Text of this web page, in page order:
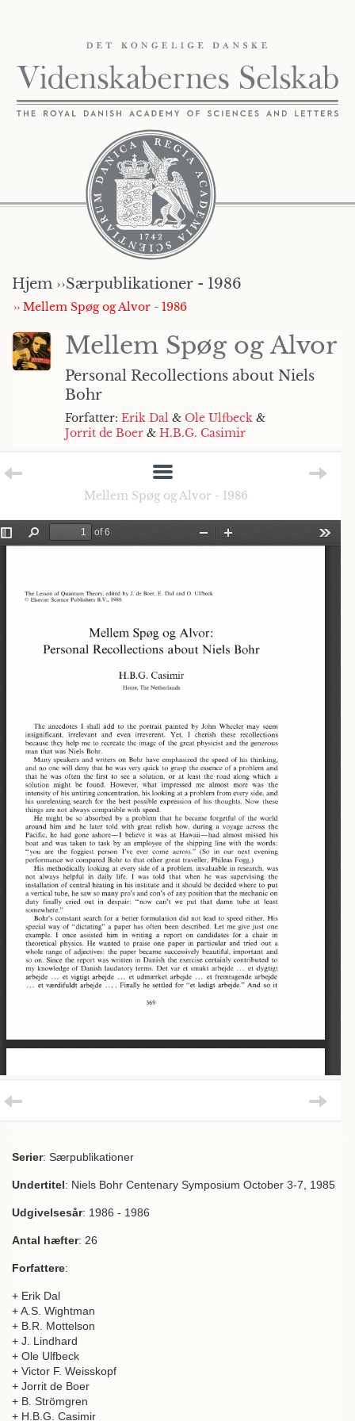
Hjem ››Særpublikationer - 1986
›› Mellem Spøg og Alvor - 1986
Mellem Spøg og Alvor
Personal Recollections about Niels
Bohr
Forfatter: Erik Dal & Ole Ulfbeck &
Jorrit de Boer & H.B.G. Casimir
Mellem Spøg og Alvor - 1986
Serier: Særpublikationer
Undertitel: Niels Bohr Centenary Symposium October 3-7, 1985
Udgivelsesår: 1986 - 1986
Antal hæfter: 26
Forfattere:
+ Erik Dal
+ A.S. Wightman
+ B.R. Mottelson
+ J. Lindhard
+ Ole Ulfbeck
+ Victor F. Weisskopf
+ Jorrit de Boer
+ B. Strömgren
+ H.B.G. Casimir